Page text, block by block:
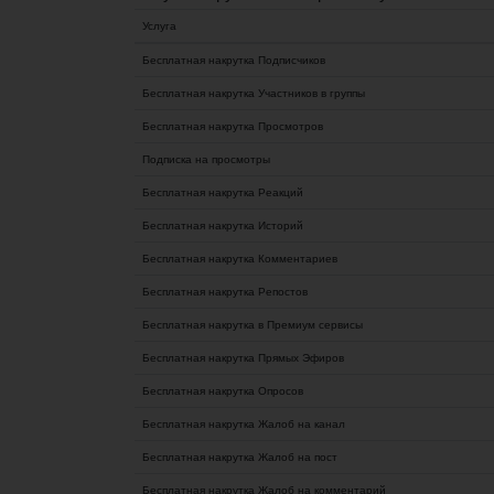
Услуга
Бесплатная накрутка Подписчиков
Бесплатная накрутка Участников в группы
Бесплатная накрутка Просмотров
Подписка на просмотры
Бесплатная накрутка Реакций
Бесплатная накрутка Историй
Бесплатная накрутка Комментариев
Бесплатная накрутка Репостов
Бесплатная накрутка в Премиум сервисы
Бесплатная накрутка Прямых Эфиров
Бесплатная накрутка Опросов
Бесплатная накрутка Жалоб на канал
Бесплатная накрутка Жалоб на пост
Бесплатная накрутка Жалоб на комментарий